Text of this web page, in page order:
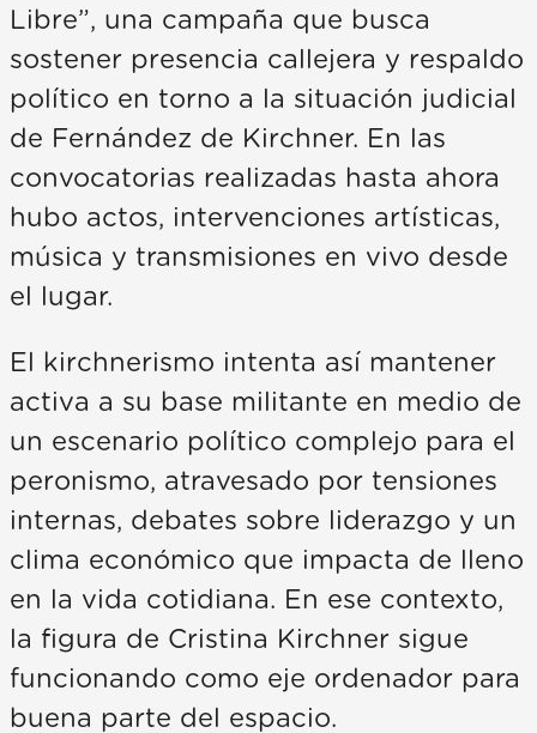
Libre”, una campaña que busca
sostener presencia callejera y respaldo
político en torno a la situación judicial
de Fernández de Kirchner. En las
convocatorias realizadas hasta ahora
hubo actos, intervenciones artísticas,
música y transmisiones en vivo desde
el lugar.
El kirchnerismo intenta así mantener
activa a su base militante en medio de
un escenario político complejo para el
peronismo, atravesado por tensiones
internas, debates sobre liderazgo y un
clima económico que impacta de lleno
en la vida cotidiana. En ese contexto,
la figura de Cristina Kirchner sigue
funcionando como eje ordenador para
buena parte del espacio.